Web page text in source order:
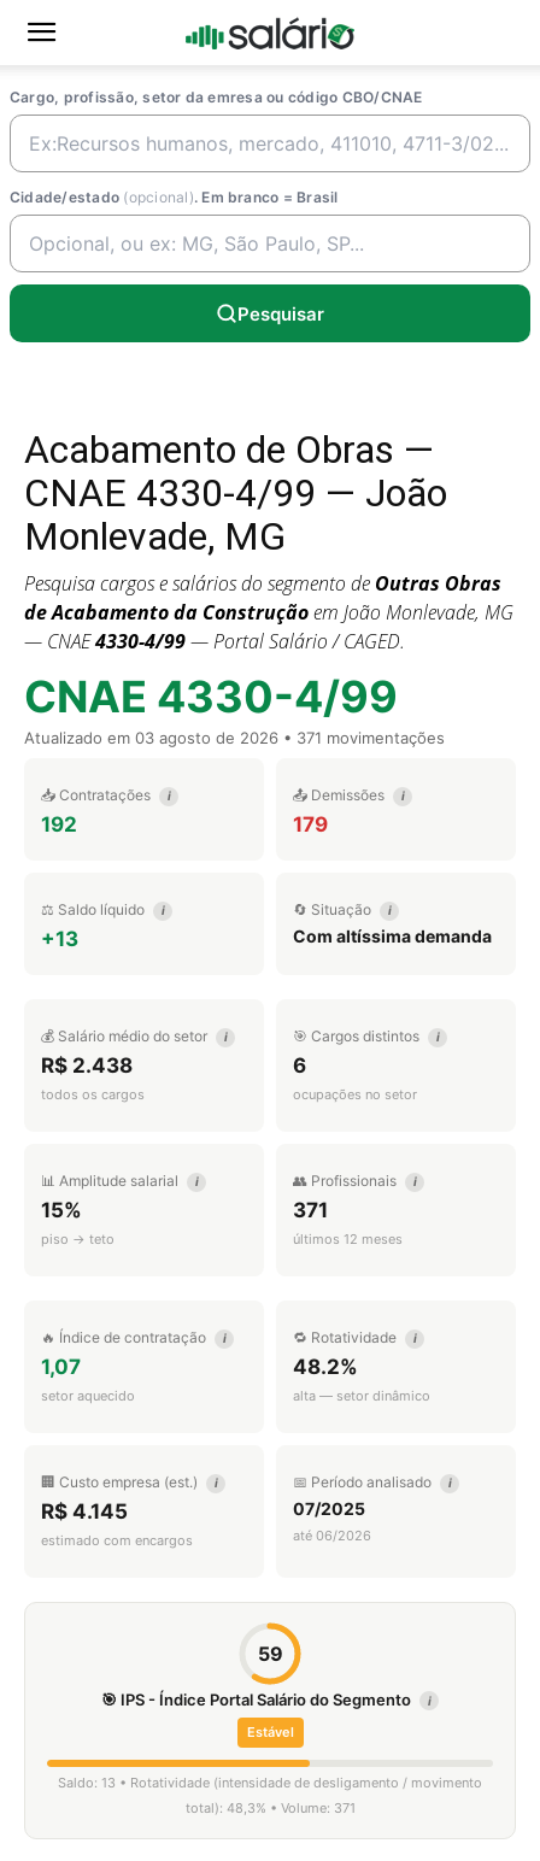
Cargo, profissão, setor da emresa ou código CBO/CNAE
Cidade/estado (opcional). Em branco = Brasil
Pesquisar
Acabamento de Obras —
CNAE 4330-4/99 — João
Monlevade, MG
Pesquisa cargos e salários do segmento de Outras Obras
de Acabamento da Construçãoem João Monlevade, MG
— CNAE4330-4/99— Portal Salário / CAGED.
CNAE 4330-4/99
Atualizado em 03 agosto de 2026 • 371 movimentações
📥 Contratações i
192
📤 Demissões i
179
⚖️ Saldo líquido i
+13
🔄 Situação i
Com altíssima demanda
💰 Salário médio do setor i
R$ 2.438
todos os cargos
🎯 Cargos distintos i
6
ocupações no setor
📊 Amplitude salarial i
15%
piso → teto
👥 Profissionais i
371
últimos 12 meses
🔥 Índice de contratação i
1,07
setor aquecido
🔁 Rotatividade i
48.2%
alta — setor dinâmico
🏢 Custo empresa (est.) i
R$ 4.145
estimado com encargos
📅 Período analisado i
07/2025
até 06/2026
59
🎯 IPS - Índice Portal Salário do Segmento i
Estável
Saldo: 13 • Rotatividade (intensidade de desligamento / movimento
total): 48,3% • Volume: 371